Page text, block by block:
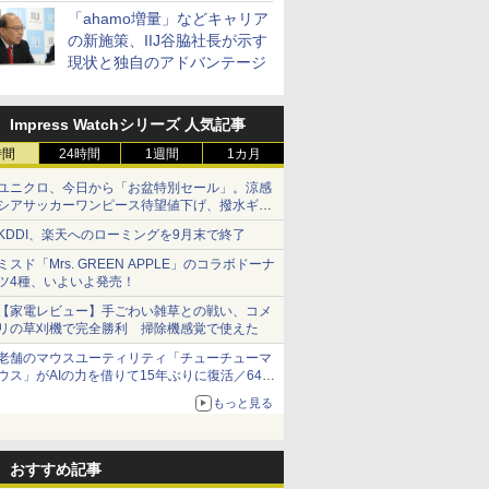
「ahamo増量」などキャリア
の新施策、IIJ谷脇社長が示す
現状と独自のアドバンテージ
Impress Watchシリーズ 人気記事
24時間 1週間 1カ月
ニクロ、今日から「お盆特別セール」。涼感
アサッカーワンピース待望値下げ、撥水ギア
ョーツは1990円に
、楽天へのローミングを9月末で終了
スド「Mrs. GREEN APPLE」のコラボドーナ
4種、いよいよ発売！
家電レビュー】手ごわい雑草との戦い、コメ
の草刈機で完全勝利 掃除機感覚で使えた
舗のマウスユーティリティ「チューチューマ
ス」がAIの力を借りて15年ぶりに復活／64bit
、Windows 10/11、「Chrome」も走り回
。復活記念で2026年末まで500円
もっと見る
おすすめ記事